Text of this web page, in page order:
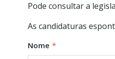
Pode consultar a
As candidaturas
Nome *